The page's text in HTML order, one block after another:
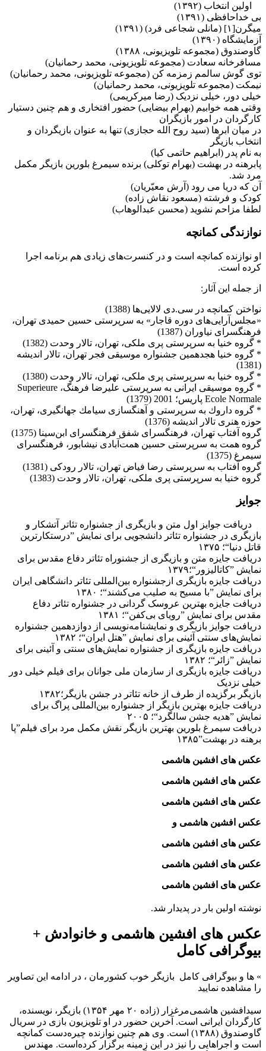
اولین انتخاب (۱۳۹۲)
بی خداحافظی (۱۳۹۱)
میگرن[۱] (مانلی شجاعی فرد) (۱۳۹۱)
آزمایشگاه (۱۳۹۰)
گاوصندوق (مجموعه تلویزیونی، ۱۳۸۸)
مسافرخانه سعادت (مجموعه تلویزیونی، محمد رحمانیان)
توی گوش سالمم زمزمه کن (مجموعه تلویزیونی، محمد رحمانیان)
نیمکت (مجموعه تلویزیونی، محمد رحمانیان)
خیلی دور، خیلی نزدیک (رضا میرکریمی)
وقتی همه خوابیم (بهرام بیضایی) حضور افتخاری و هم چنین دستیار
کارگردان در امور بازیگران
در میان ابرها (سید روح الله حجازی) تنها به عنوان بازیگردان و
انتخاب بازیگر
به نام پدر (ابراهیم حاتمی کیا)
پابرهنه در بهشت (بهرام توکلی) برنده سیمرغ بلورین بازیگر مکمل
مرد شد.
آن که دریا می رود (آرش معیّریان)
کودک و فرشته (مسعود نقاش زاده)
لطفا مزاحم نشوید (محسن عبدالوهاب)
نوازندگی کمانچه
او نوازنده كمانچه است و در كنسرت‌های زیادی هم برنامه اجرا
كرده است.
از جمله این آثار:
نواختن كمانچه در سی.دی لالایی‌ها (1388‌)
«مجلس‌آرایی‌های دوره‌ قاجار» به سرپرستی حسین حمیدی تهران،
‌فرهنگسرای نیاوران (‌‌1387‌)
‌* گروه خنیا به سرپرستی پری ملكی، تهران، تالار وحدت (1382‌)
‌* گروه خنیا هجدهمین جشنواره موسیقی فجر تهران، تالار اندیشه
(1381‌)
‌* گروه خنیا به سرپرستی پری ملكی، تهران، تالار وحدت (1380‌)
‌* گروه موسیقی ایرانی به سرپرستی علیرضا فرهنگ، Superieure
Ecole Normale ‌پاریس؛ 2001 (1379‌)
‌* گروه داروك به سرپرستی و آهنگسازی سیامك جهانگیری، تهران،
حوزه هنری ‌تالار ‌اندیشه‌ (1376‌)
‌گروه آفتاب تهران، فرهنگسرای شفق فرهنگسرای ابن‌سینا (1375‌)
‌گروه همت به سرپرستی حسین همت‌آبادی نیشابور، فرهنگسرای
سیمرغ (1375‌)
‌گروه آفتاب به سرپرستی رضا فیاض تهران، تالار رودكی (1381‌)
گروه خنیا به سرپرستی پری ملكی، تهران، تالار وحدت (1383‌)
جوایز
دریافت جوایز اول متن و بازیگری از جشنواره تئاتر آتشکار و
بازیگری در جشنواره تئاتر دانشجویی برای نمایش ”درستکارترین
قاتل دنیا“؛ ۱۳۷۵
دریافت جایزه متن و بازیگری از جشنوراه تئاتر دفاع مقدس برای
نمایش ”کاتالیزور“؛۱۳۷۹
دریافت جایزه بازیگری ازجشنواره بین‌المللی تئاتر دانشگاهی ایران
برای نمایش ”با مسیح به صلیب می‌کشند“؛ ۱۳۸۰
دریافت جایزه بهترین عروسک گردانی در جشنواره تئاتر دفاع
مقدس برای نمایش ”رویای بی‌کفن“؛ ۱۳۸۱
دریافت جوایز بازیگری و نمایشنامه‌نویسی از دوازدهمین جشنواره
نمایش‌های سنتی آئینی برای نمایش ”هتل ایران“؛ ۱۳۸۲
دریافت جایزه بازیگری از جشنواره نمایش‌های سنتی و آئینی برای
نمایش ”زائر“؛ ۱۳۸۲
دریافت جایزه بازیگری از سازمان ملی جوانان برای فیلم خیلی دور
خیلی نزدیک
بازیگر برگزیده از طرف از خانه تئاتر در جشن بازیگر؛۱۳۸۲
دریافت جایزه بهترین بازیگر از جشنواره بین‌المللی پراگ برای
نمایش ”هدیه جشن سالگرد“؛ ۲۰۰۵
دریافت سیمرغ بلورین بهترین بازیگر نقش مکمل مرد برای فیلم”پا
برهنه در بهشت”۱۳۸۵
عکس های افشین هاشمی
عکس های افشین هاشمی
عکس های افشین هاشمی
عکس افشین هاشمی و
عکس های افشین هاشمی
عکس های افشین هاشمی
عکس های افشین هاشمی
نوشته اولین بار در پدیدار شد.
عکس های افشین هاشمی و خانوادش +
بیوگرافی کامل
» ها و بیوگرافی کامل بازیگر خوب کشورمان ، در ادامه این تصاویر
را مشاهده نمایید
سیدافشین هاشمی‌مرغزار (زاده ۲۰ مهر ۱۳۵۴) بازیگر، نویسنده،
کارگردان ایرانی است. آخرین حضور در او تلویزیون بازی در سریال
گاوصندوق (۱۳۸۸) است. وی هم چنین نوازنده چیره‌دست کمانچه
است و اجراهایی را نیز در این زمینه برگزار کرده‌است. مهندس